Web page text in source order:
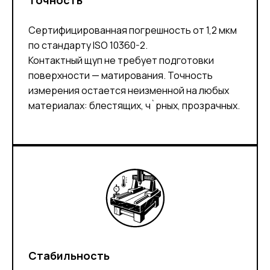
Сертифицированная погрешность от 1,2 мкм
по стандарту ISO 10360-2.
Контактный щуп не требует подготовки
поверхности — матирования. Точность
измерения остается неизменной на любых
материалах: блестящих, ч`рных, прозрачных.
Стабильность